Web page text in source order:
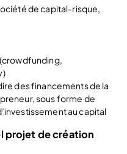
de capital-risque,
(crowdfunding,
des financements de la
sous forme de
au capital
projet de création